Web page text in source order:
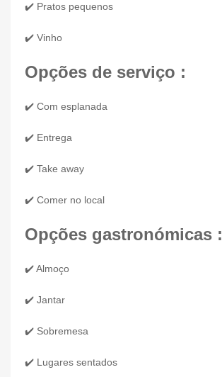
✔️ Pratos pequenos
✔️ Vinho
Opções de serviço :
✔️ Com esplanada
✔️ Entrega
✔️ Take away
✔️ Comer no local
Opções gastronómicas :
✔️ Almoço
✔️ Jantar
✔️ Sobremesa
✔️ Lugares sentados